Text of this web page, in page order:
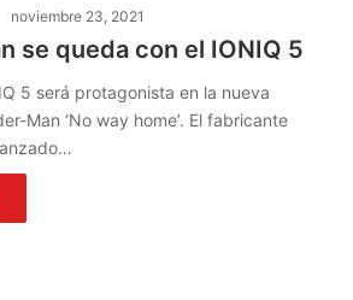
noviembre 23, 2021
se queda con el IONIQ 5
5 será protagonista en la nueva
Man ‘No way home’. El fabricante